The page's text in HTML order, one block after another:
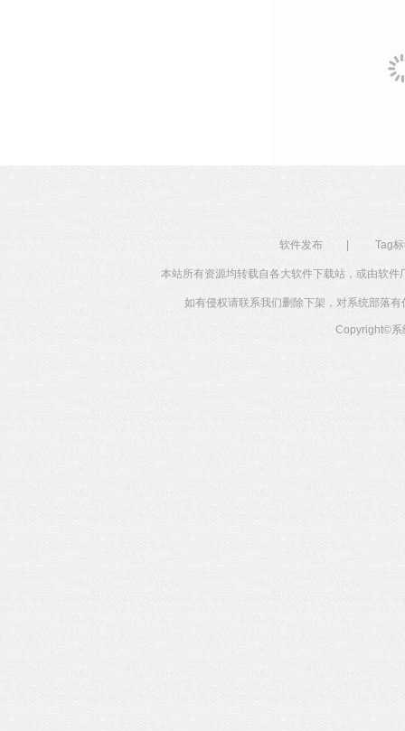
软件发布 | Tag
本站所有资源均转载自各大软件下载站，或由软
如有侵权请联系我们删除下架，对系统部落
Copyright©系